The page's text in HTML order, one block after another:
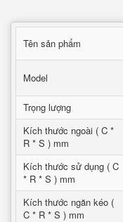
Tên sản phẩm
Model
Trọng lượng
Kích thước ngoài ( C *
R * S ) mm
Kích thước sử dụng ( C
* R * S ) mm
Kích thước ngăn kéo (
C * R * S ) mm